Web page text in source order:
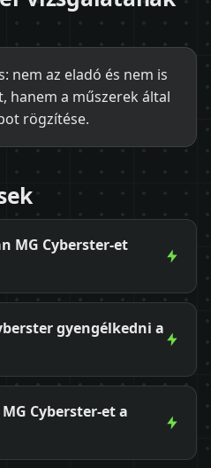
nem az eladó és nem is
hanem a műszerek által
rögzítése.
MG Cyberster-et
gyengélkedni a
Cyberster-et a